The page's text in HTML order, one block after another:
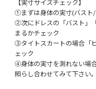
【実寸サイズチェック】
①まずは身体の実寸(バスト
②次にドレスの「バスト」
まるかチェック
③タイトスカートの場合「
ェック
④身体の実寸を測れない場
照らし合わせてみて下さい。